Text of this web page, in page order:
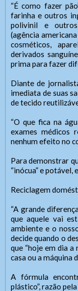
“É como fazer
farinha e outros
polivinil e outros
(agência
cosméticos,
derivados
prima para fazer
Diante de
imediata de suas
de tecido
“O que fica na
exames médicos
nenhum efeito no
Para demonstrar
“inócua” e potável,
Reciclagem
“A grande
que aquele vai
ambiente e o
decide quando o
que “hoje em dia a
casa ou a máquina
A fórmula
plástico”, razão